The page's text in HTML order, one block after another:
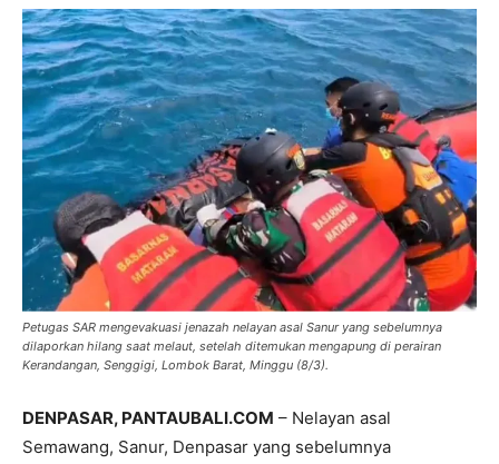
Petugas SAR mengevakuasi jenazah nelayan asal Sanur yang sebelumnya
dilaporkan hilang saat melaut, setelah ditemukan mengapung di perairan
Kerandangan, Senggigi, Lombok Barat, Minggu (8/3).
DENPASAR, PANTAUBALI.COM – Nelayan asal
Semawang, Sanur, Denpasar yang sebelumnya